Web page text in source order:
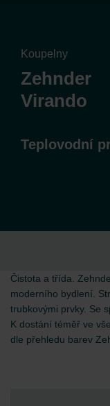
Koupelny
Zehnder
Virando
Teplovodní
Čistota a třída.
moderního bydlení.
trubkovými prvky. Se
K dostání téměř ve
dle přehledu barev